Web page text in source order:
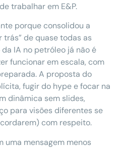
trabalhar em E&P.
porque consolidou a
trás” de quase todas as
IA no petróleo já não é
funcionar em escala, com
A proposta do
fugir do hype e focar na
dinâmica sem slides,
para visões diferentes se
com respeito.
uma mensagem menos